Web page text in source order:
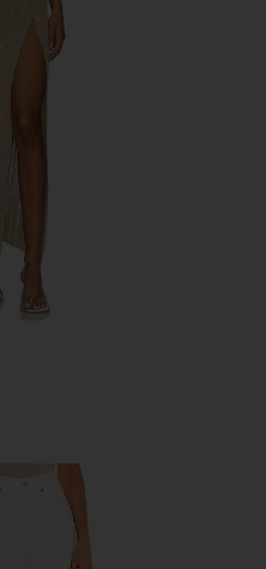
ショートパンツ